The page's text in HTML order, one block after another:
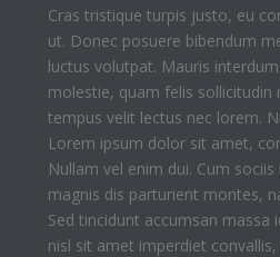
Cras tristique turpis justo, eu
ut. Donec posuere bibendum
luctus volutpat. Mauris
molestie, quam felis sollicitudin
tempus velit lectus nec lorem.
Lorem ipsum dolor sit amet,
Nullam vel enim dui. Cum
magnis dis parturient montes,
Sed tincidunt accumsan massa
nisl sit amet imperdiet